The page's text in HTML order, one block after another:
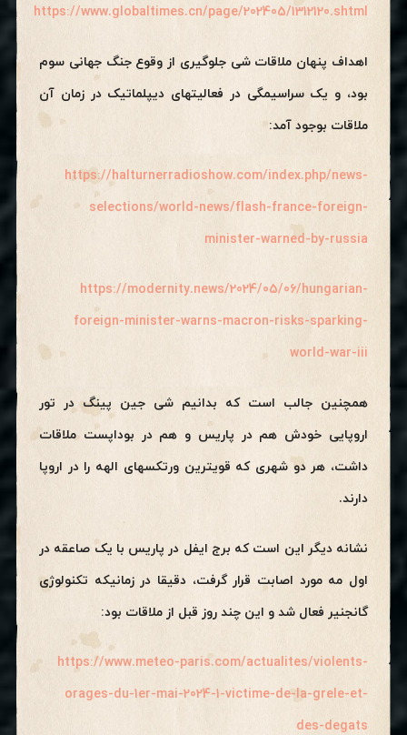
https://www.globaltimes.cn/page/202405/1312120.shtml
اهداف پنهان ملاقات شی‌ جلوگیری از وقوع جنگ جهانی سوم
بود، و یک سراسیمگی در فعالیتهای دیپلماتیک در زمان آن
ملاقات بوجود آمد:
https://halturnerradioshow.com/index.php/news-
selections/world-news/flash-france-foreign-
minister-warned-by-russia
https://modernity.news/2024/05/06/hungarian-
foreign-minister-warns-macron-risks-sparking-
world-war-iii
همچنین جالب است که بدانیم شی جین پینگ در تور
اروپایی خودش هم در پاریس و هم در بوداپست ملاقات
داشت، هر دو شهری که قویترین ورتکسهای الهه را در اروپا
دارند.
نشانه دیگر این است که برج ایفل در پاریس با یک صاعقه در
اول مه مورد اصابت قرار گرفت، دقیقا در زمانیکه تکنولوژی
گانجنیر فعال شد و این چند روز قبل از ملاقات بود:
https://www.meteo-paris.com/actualites/violents-
orages-du-1er-mai-2024-1-victime-de-la-grele-et-
des-degats